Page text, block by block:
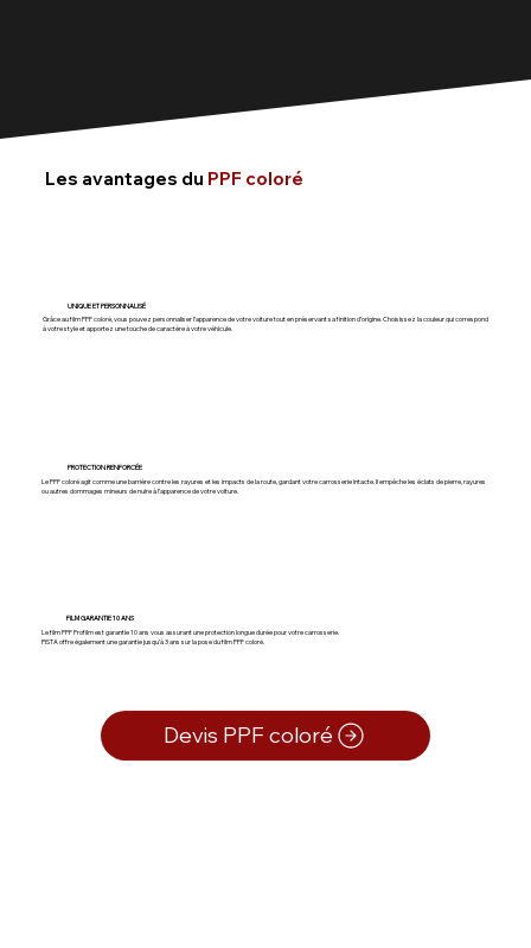
Les avantages du PPF coloré
UNIQUE ET PERSONNALISÉ
Grâce au film PPF coloré, vous pouvez personnaliser l’apparence de votre voiture tout en préservant sa finition d’origine. Choisissez la couleur qui correspond
à votre style et apportez une touche de caractère à votre véhicule.
PROTECTION RENFORCÉE
Le PPF coloré agit comme une barrière contre les rayures et les impacts de la route, gardant votre carrosserie intacte. Il empêche les éclats de pierre, rayures
ou autres dommages mineurs de nuire à l’apparence de votre voiture.
FILM GARANTIE 10 ANS
Le film PPF Profilm est garantie 10 ans vous assurant une protection longue durée pour votre carrosserie.
PISTA offre également une garantie jusqu'à 3 ans sur la pose du film PPF coloré.
Devis PPF coloré